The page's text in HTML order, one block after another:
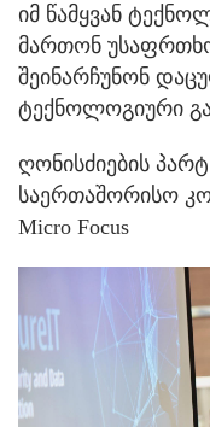
იმ წამყვან
მართონ
შეინარჩუნონ
ტექნოლოგიური
ღონისძიების
საერთაშორისო
Micro Focus